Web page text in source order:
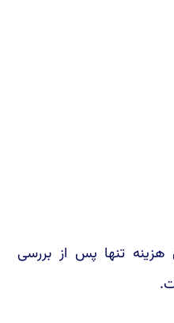
هزینه تنها پس از بررسی